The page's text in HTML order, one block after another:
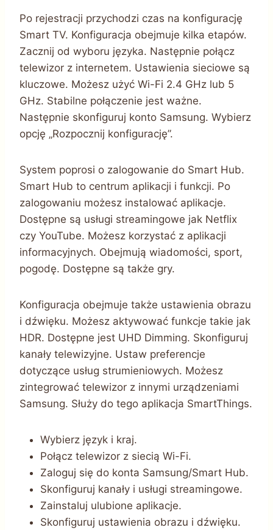
Po rejestracji przychodzi czas na konfigurację
Smart TV. Konfiguracja obejmuje kilka etapów.
Zacznij od wyboru języka. Następnie połącz
telewizor z internetem. Ustawienia sieciowe są
kluczowe. Możesz użyć Wi-Fi 2.4 GHz lub 5
GHz. Stabilne połączenie jest ważne.
Następnie skonfiguruj konto Samsung. Wybierz
opcję „Rozpocznij konfigurację”.
System poprosi o zalogowanie do Smart Hub.
Smart Hub to centrum aplikacji i funkcji. Po
zalogowaniu możesz instalować aplikacje.
Dostępne są usługi streamingowe jak Netflix
czy YouTube. Możesz korzystać z aplikacji
informacyjnych. Obejmują wiadomości, sport,
pogodę. Dostępne są także gry.
Konfiguracja obejmuje także ustawienia obrazu
i dźwięku. Możesz aktywować funkcje takie jak
HDR. Dostępne jest UHD Dimming. Skonfiguruj
kanały telewizyjne. Ustaw preferencje
dotyczące usług strumieniowych. Możesz
zintegrować telewizor z innymi urządzeniami
Samsung. Służy do tego aplikacja SmartThings.
Wybierz język i kraj.
Połącz telewizor z siecią Wi-Fi.
Zaloguj się do konta Samsung/Smart Hub.
Skonfiguruj kanały i usługi streamingowe.
Zainstaluj ulubione aplikacje.
Skonfiguruj ustawienia obrazu i dźwięku.